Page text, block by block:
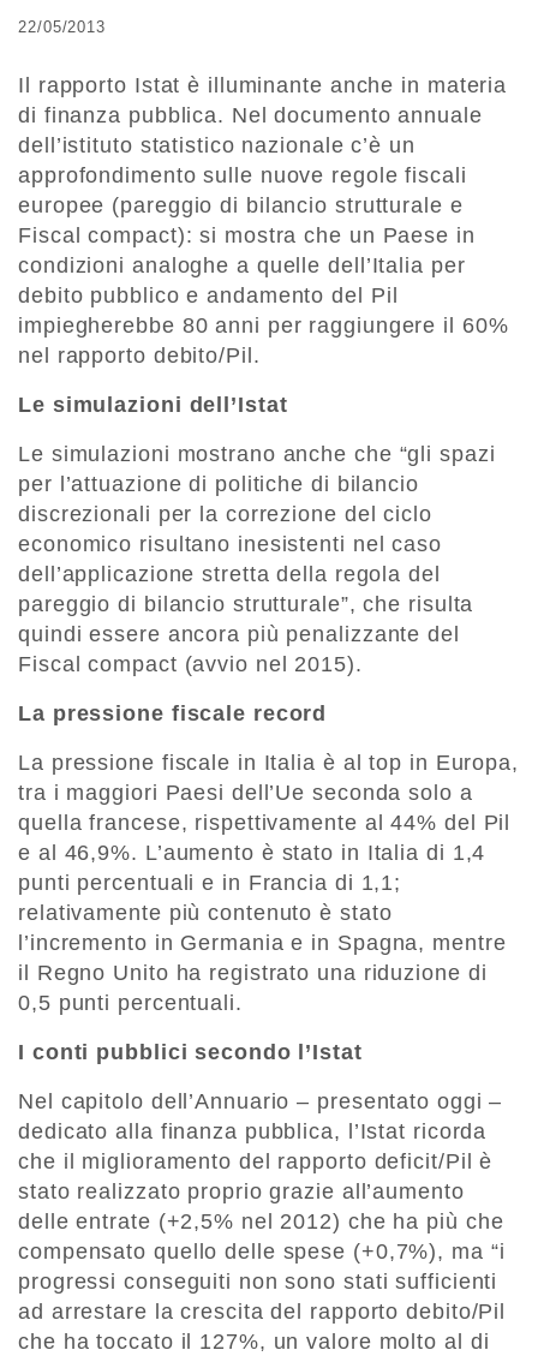
22/05/2013
Il rapporto Istat è illuminante anche in materia
di finanza pubblica. Nel documento annuale
dell’istituto statistico nazionale c’è un
approfondimento sulle nuove regole fiscali
europee (pareggio di bilancio strutturale e
Fiscal compact): si mostra che un Paese in
condizioni analoghe a quelle dell’Italia per
debito pubblico e andamento del Pil
impiegherebbe 80 anni per raggiungere il 60%
nel rapporto debito/Pil.
Le simulazioni dell’Istat
Le simulazioni mostrano anche che “gli spazi
per l’attuazione di politiche di bilancio
discrezionali per la correzione del ciclo
economico risultano inesistenti nel caso
dell’applicazione stretta della regola del
pareggio di bilancio strutturale”, che risulta
quindi essere ancora più penalizzante del
Fiscal compact (avvio nel 2015).
La pressione fiscale record
La pressione fiscale in Italia è al top in Europa,
tra i maggiori Paesi dell’Ue seconda solo a
quella francese, rispettivamente al 44% del Pil
e al 46,9%. L’aumento è stato in Italia di 1,4
punti percentuali e in Francia di 1,1;
relativamente più contenuto è stato
l’incremento in Germania e in Spagna, mentre
il Regno Unito ha registrato una riduzione di
0,5 punti percentuali.
I conti pubblici secondo l’Istat
Nel capitolo dell’Annuario – presentato oggi –
dedicato alla finanza pubblica, l’Istat ricorda
che il miglioramento del rapporto deficit/Pil è
stato realizzato proprio grazie all’aumento
delle entrate (+2,5% nel 2012) che ha più che
compensato quello delle spese (+0,7%), ma “i
progressi conseguiti non sono stati sufficienti
ad arrestare la crescita del rapporto debito/Pil
che ha toccato il 127%, un valore molto al di